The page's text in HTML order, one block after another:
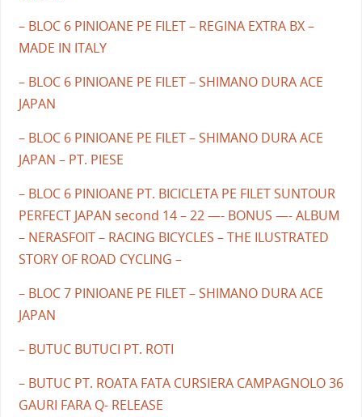
– BLOC 6 PINIOANE PE FILET – REGINA EXTRA BX –
MADE IN ITALY
– BLOC 6 PINIOANE PE FILET – SHIMANO DURA ACE
JAPAN
– BLOC 6 PINIOANE PE FILET – SHIMANO DURA ACE
JAPAN – PT. PIESE
– BLOC 6 PINIOANE PT. BICICLETA PE FILET SUNTOUR
PERFECT JAPAN second 14 – 22 —- BONUS —- ALBUM
– NERASFOIT – RACING BICYCLES – THE ILUSTRATED
STORY OF ROAD CYCLING –
– BLOC 7 PINIOANE PE FILET – SHIMANO DURA ACE
JAPAN
– BUTUC BUTUCI PT. ROTI
– BUTUC PT. ROATA FATA CURSIERA CAMPAGNOLO 36
GAURI FARA Q- RELEASE